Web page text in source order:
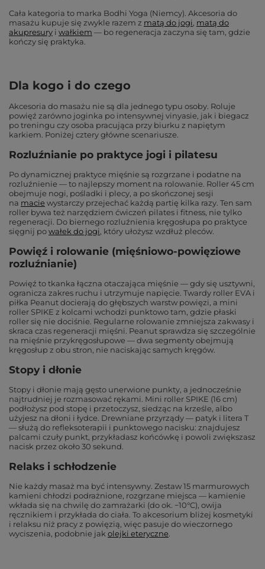
Cała kategoria to marka Bodhi Yoga (Niemcy). Akcesoria do
masażu kupuje się zwykle razem z matą do jogi, matą do
akupresury i wałkiem — bo regeneracja zaczyna się tam, gdzie
kończy się praktyka.
Dla kogo i do czego
Akcesoria do masażu nie są dla jednego typu osoby. Roluje
powięź zarówno joginka po intensywnej vinyasie, jak i biegacz
po treningu czy osoba pracująca przy biurku z napiętym
karkiem. Poniżej cztery główne scenariusze.
Rozluźnianie po praktyce jogi i pilatesu
Po dynamicznej praktyce mięśnie są rozgrzane i podatne na
rozluźnienie — to najlepszy moment na rolowanie. Roller 45 cm
obejmuje nogi, pośladki i plecy, a po skończonej sesji
na maciewystarczy przejechać każdą partię kilka razy. Ten sam
roller bywa też narzędziem ćwiczeń pilates i fitness, nie tylko
regeneracji. Do biernego rozluźnienia kręgosłupa po praktyce
sięgnij powałek do jogi, który ułożysz wzdłuż pleców.
Powięź i rolowanie (mięśniowo-powięziowe
rozluźnianie)
Powięź to tkanka łączna otaczająca mięśnie — gdy się usztywni,
ogranicza zakres ruchu i utrzymuje napięcie. Twardy roller EVA i
piłka Peanut docierają do głębszych warstw powięzi, a mini
roller SPIKE z kolcami wchodzi punktowo tam, gdzie płaski
roller się nie dociśnie. Regularne rolowanie zmniejsza zakwasy i
skraca czas regeneracji mięśni. Peanut sprawdza się szczególnie
na mięśnie przykręgosłupowe — dwa segmenty obejmują
kręgosłup z obu stron, nie naciskając samych kręgów.
Stopy i dłonie
Stopy i dłonie mają gęsto unerwione punkty, a jednocześnie
najtrudniej je rozmasować rękami. Mini roller SPIKE (16 cm)
podłożysz pod stopę i przetoczysz, siedząc na krześle, albo
użyjesz na dłoni i łydce. Drewniane przyrządy — patyk i litera T
— służą do refleksoterapii i punktowego nacisku: znajdujesz
palcami czuły punkt, przykładasz końcówkę i powoli zwiększasz
nacisk przez około 30 sekund.
Relaks i schłodzenie
Nie każdy masaż ma być intensywny. Zestaw 15 marmurowych
kamieni chłodzi podrażnione, rozgrzane miejsca — kamienie
wkłada się na chwilę do zamrażarki (do ok. −10°C), owija
ręcznikiem i przykłada do ciała. To akcesorium bliżej kosmetyki
i relaksu niż pracy z powięzią, więc pasuje do wieczornego
wyciszenia, podobnie jak olejki eteryczne.